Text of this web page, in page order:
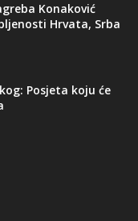
Konaković
Hrvata, Srba
Posjeta koju će